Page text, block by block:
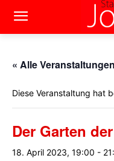
« Alle Veranstaltungen
Diese Veranstaltung hat
Der Garten
18. April 2023, 19:00 -